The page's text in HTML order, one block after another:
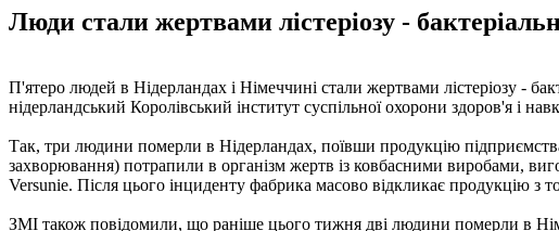
Люди стали жертвами лістеріозу -
П'ятеро людей в Нідерландах і Німеччині стали жертвами лістеріозу -
нідерландський Королівський інститут суспільної охорони здоров'я і
Так, три людини померли в Нідерландах, поївши продукцію
захворювання) потрапили в організм жертв із ковбасними виробами,
Versunie. Після цього інциденту фабрика масово відкликає продукцію з
ЗМІ також повідомили, що раніше цього тижня дві людини померли в